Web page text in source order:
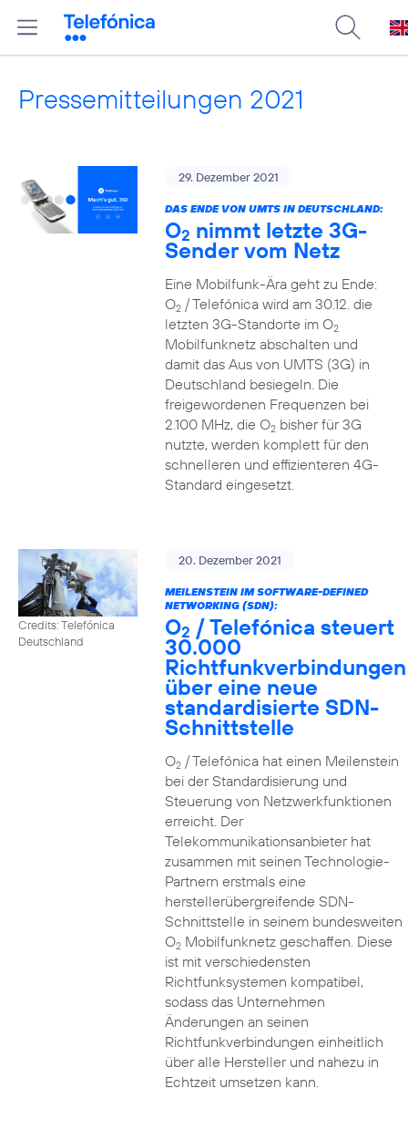
Pressemitteilungen 2021
29. Dezember 2021
DAS ENDE VON UMTS IN DEUTSCHLAND:
O2 nimmt letzte 3G-
Sender vom Netz
Eine Mobilfunk-Ära geht zu Ende:
O2/ Telefónica wird am 30.12. die
letzten 3G-Standorte im O2
Mobilfunknetz abschalten und
damit das Aus von UMTS (3G) in
Deutschland besiegeln. Die
freigewordenen Frequenzen bei
2.100 MHz, die O2bisher für 3G
nutzte, werden komplett für den
schnelleren und effizienteren 4G-
Standard eingesetzt.
Credits: Telefónica
Deutschland
20. Dezember 2021
MEILENSTEIN IM SOFTWARE-DEFINED
NETWORKING (SDN):
O2 / Telefónica steuert
30.000
Richtfunkverbindungen
über eine neue
standardisierte SDN-
Schnittstelle
O2/ Telefónica hat einen Meilenstein
bei der Standardisierung und
Steuerung von Netzwerkfunktionen
erreicht. Der
Telekommunikationsanbieter hat
zusammen mit seinen Technologie-
Partnern erstmals eine
herstellerübergreifende SDN-
Schnittstelle in seinem bundesweiten
O2Mobilfunknetz geschaffen. Diese
ist mit verschiedensten
Richtfunksystemen kompatibel,
sodass das Unternehmen
Änderungen an seinen
Richtfunkverbindungen einheitlich
über alle Hersteller und nahezu in
Echtzeit umsetzen kann.